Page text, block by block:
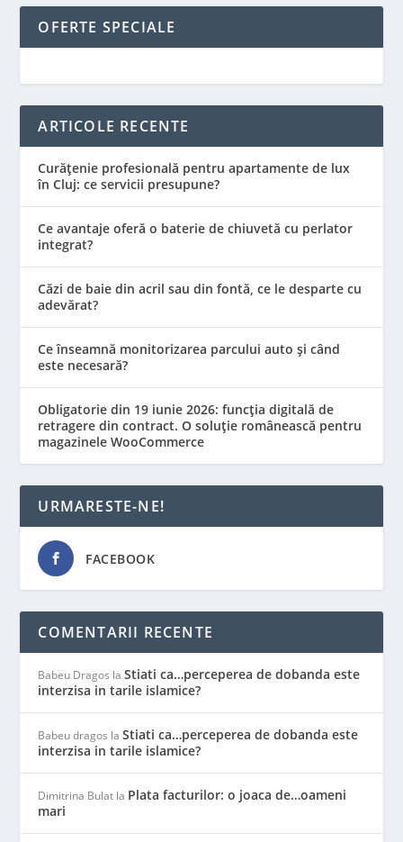
OFERTE SPECIALE
ARTICOLE RECENTE
Curățenie profesională pentru apartamente de lux
în Cluj: ce servicii presupune?
Ce avantaje oferă o baterie de chiuvetă cu perlator
integrat?
Căzi de baie din acril sau din fontă, ce le desparte cu
adevărat?
Ce înseamnă monitorizarea parcului auto și când
este necesară?
Obligatorie din 19 iunie 2026: funcția digitală de
retragere din contract. O soluție românească pentru
magazinele WooCommerce
URMARESTE-NE!
FACEBOOK
COMENTARII RECENTE
Babeu Dragos laStiati ca…perceperea de dobanda este
interzisa in tarile islamice?
Babeu dragos laStiati ca…perceperea de dobanda este
interzisa in tarile islamice?
Dimitrina Bulat la Plata facturilor: o joaca de…oameni
mari